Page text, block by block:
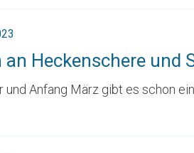
Heckenschere und
und Anfang März gibt es schon